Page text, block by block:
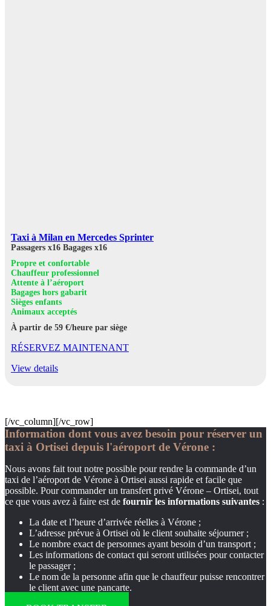
Taxi à Milan en Mercedes Sprinter
Passagers x16 Bagages x16
Propre et confortable
Chauffeur professionnel
Attente à l’aéroport
Bagages hors gabarit
Sièges enfants
Animaux acceptés
À partir de 59 €/heure par siège
RÉSERVEZ MAINTENANT
View details
[/vc_column][/vc_row]
Information dont vous avez besoin pour réserver un
taxi à Ortisei depuis l'aéroport de Vérone :
Nous avons fait tout notre possible pour rendre la commande d’un
taxi de l’aéroport de Vérone à Ortisei aussi rapide et facile que
possible. Pour commander un transfert privé Vérone – Ortisei, tout
ce que vous avez à faire est de fournir les informations suivantes :
La date et l’heure d’arrivée réelles à Vérone ;
L’adresse prévue à Ortisei où le client souhaite séjourner ;
Le nombre exact de personnes ayant besoin d’un transport ;
Les informations de contact qui seront utilisées pour contacter
le passager ;
Le nom de la personne afin que le chauffeur puisse rencontrer
le client avec une pancarte.